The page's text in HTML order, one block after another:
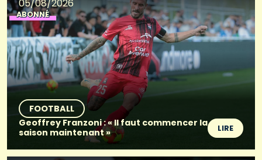
05/08/2026
ABONNÉ
FOOTBALL
Geoffrey Franzoni : « Il faut commencer la
saison maintenant »
LIRE